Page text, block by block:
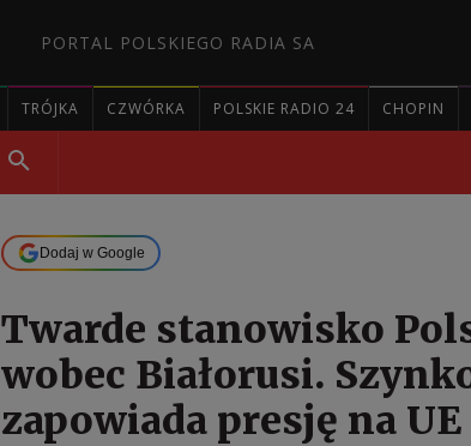
PORTAL POLSKIEGO RADIA SA
TRÓJKA CZWÓRKA POLSKIE RADIO 24 CHOPIN
Dodaj w Google
Twarde stanowisko
wobec Białorusi.
zapowiada presję na UE